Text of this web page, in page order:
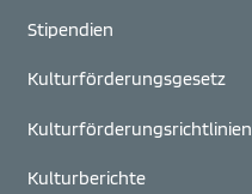
Stipendien
Kulturförderungsgesetz
Kulturförderungs­richtlinien
Kulturberichte